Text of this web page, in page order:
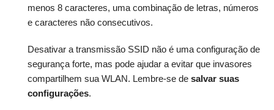
menos 8 caracteres, uma combinação de letras, números
e caracteres não consecutivos.
Desativar a transmissão SSID não é uma configuração de
segurança forte, mas pode ajudar a evitar que invasores
compartilhem sua WLAN. Lembre-se de salvar suas
configurações.